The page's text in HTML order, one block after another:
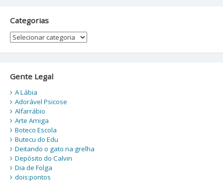
Categorias
Categorias
Gente Legal
A Lábia
Adorável Psicose
Alfarrábio
Arte Amiga
Boteco Escola
Butecu do Edu
Deitando o gato na grelha
Depósito do Calvin
Dia de Folga
dois:pontos